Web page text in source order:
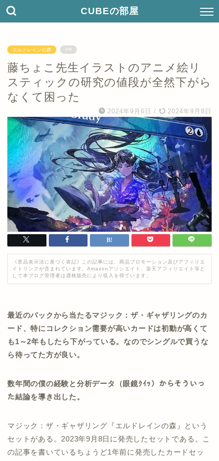
CUBEの部屋
エルドレインの森 PR
藤ちょこ先生イラストのアニメ絵リ
スティックの研究の値段が全然下がら
なくて困った
2024年9月6日 / 2024年9月8日
《景品表示法に基づく表記》この記事には、商品プロモーション及びアフィリエ
イトリンクが含まれています。Amazonアソシエイト、楽天アフィリエイト等と
して本ブログ管理者は適格販売により収入を得ています。
最近のパックから当たるマジック：ザ・ギャザリングのカ
ード、特にコレクション需要が高いカードは初動が高くて
も1～2年もしたら下がっている。なのでシングルで買うな
ら待ってた方が良い。
数年間の僕の経験と分析データ（眼鏡ｸｲｯ）からそういっ
た結論を導き出した。
マジック：ザ・ギャザリング『エルドレインの森』という
セットがある。2023年9月8日に発売したセットである。こ
の記事を書いているちょうど1年前に発売したカードセッ